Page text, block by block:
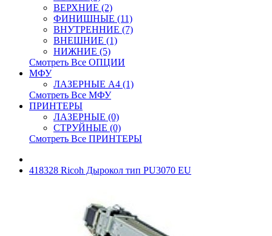
ВЕРХНИЕ (2)
ФИНИШНЫЕ (11)
ВНУТРЕННИЕ (7)
ВНЕШНИЕ (1)
НИЖНИЕ (5)
Смотреть Все ОПЦИИ
МФУ
ЛАЗЕРНЫЕ A4 (1)
Смотреть Все МФУ
ПРИНТЕРЫ
ЛАЗЕРНЫЕ (0)
СТРУЙНЫЕ (0)
Смотреть Все ПРИНТЕРЫ
418328 Ricoh Дырокол тип PU3070 EU